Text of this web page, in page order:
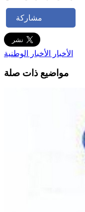
مشاركة
الأخبار الأخبار الوطنية
مواضيع ذات صلة